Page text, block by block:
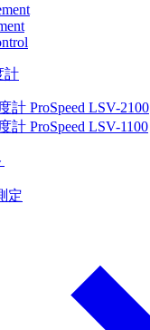
計
計 ProSpeed LSV-2100
計 ProSpeed LSV-1100
定